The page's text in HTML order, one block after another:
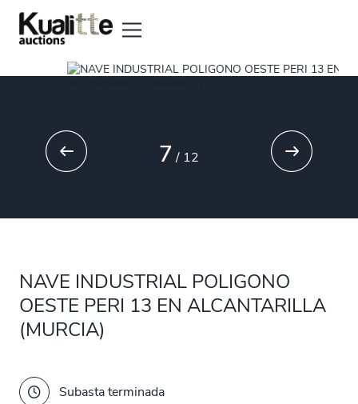
NAVE INDUSTRIAL POLIGONO
OESTE PERI 13 EN ALCANTARILLA
(MURCIA)
Subasta terminada
7 / 12